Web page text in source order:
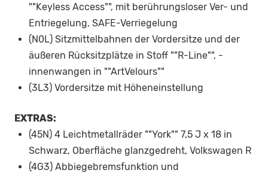
""Keyless Access"", mit berührungsloser Ver- und
Entriegelung, SAFE-Verriegelung
(N0L) Sitzmittelbahnen der Vordersitze und der
äußeren Rücksitzplätze in Stoff ""R-Line"", -
innenwangen in ""ArtVelours""
(3L3) Vordersitze mit Höheneinstellung
EXTRAS:
(45N) 4 Leichtmetallräder ""York"" 7,5 J x 18 in
Schwarz, Oberfläche glanzgedreht, Volkswagen R
(4G3) Abbiegebremsfunktion und